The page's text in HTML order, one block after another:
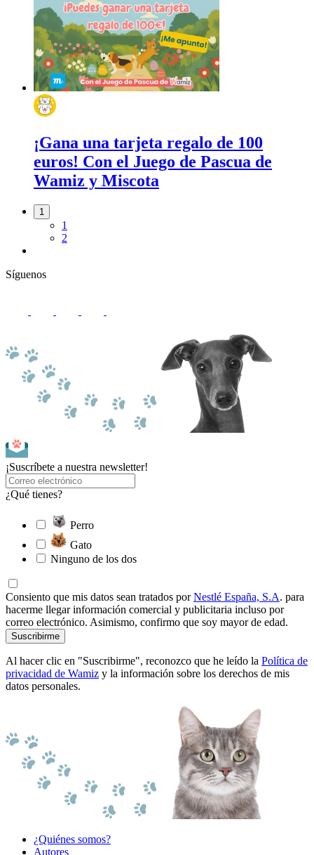
¡Gana una tarjeta regalo de 100
euros! Con el Juego de Pascua de
Wamiz y Miscota
1
1
2
Síguenos
¡Suscríbete a nuestra newsletter!
¿Qué tienes?
Perro
Gato
Ninguno de los dos
Consiento que mis datos sean tratados porNestlé España, S.A. para
hacerme llegar información comercial y publicitaria incluso por
correo electrónico. Asimismo, confirmo que soy mayor de edad.
Suscribirme
Al hacer clic en "Suscribirme", reconozco que he leído la Política de
privacidad de Wamiz y la información sobre los derechos de mis
datos personales.
¿Quiénes somos?
Autores